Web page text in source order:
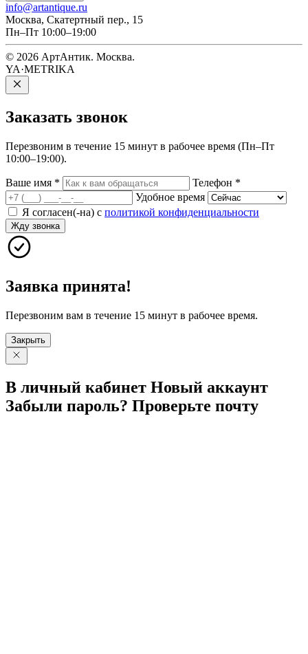
info@artantique.ru
Москва, Скатертный пер., 15
Пн–Пт 10:00–19:00
© 2026 АртАнтик. Москва.
YA·METRIKA
Заказать звонок
Перезвоним в течение 15 минут в рабочее время (Пн–Пт
10:00–19:00).
Ваше имя * Телефон *
Удобное время
Я согласен(-на) с политикой конфиденциальности
Жду звонка
Заявка принята!
Перезвоним вам в течение 15 минут в рабочее время.
Закрыть
В личный кабинет Новый аккаунт
Забыли пароль? Проверьте почту